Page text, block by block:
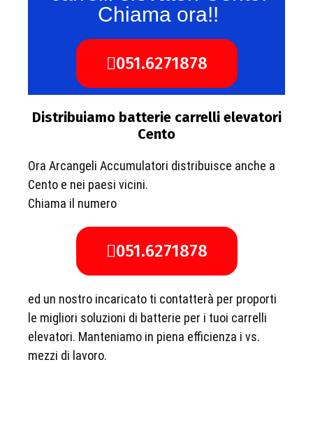
Chiama ora!!
051.6271878
Distribuiamo batterie carrelli elevatori
Cento
Ora Arcangeli Accumulatori distribuisce anche a
Cento e nei paesi vicini.
Chiama il numero
051.6271878
ed un nostro incaricato ti contatterà per proporti
le migliori soluzioni di batterie per i tuoi carrelli
elevatori. Manteniamo in piena efficienza i vs.
mezzi di lavoro.